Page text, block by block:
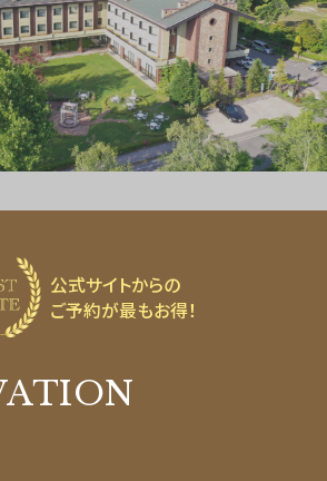
公式サイトからの
ご予約が最もお得！